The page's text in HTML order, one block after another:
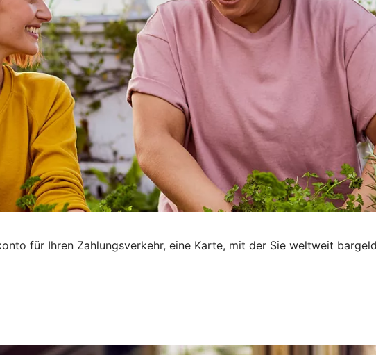
für Ihren Zahlungsverkehr, eine Karte, mit der Sie weltweit